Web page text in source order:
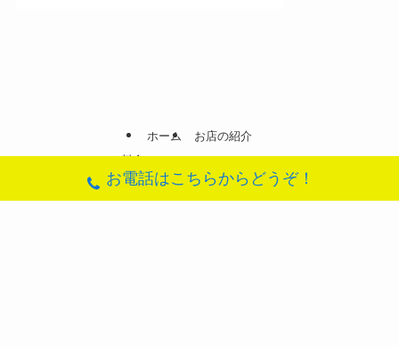
ホーム
お店の紹介
メニューと料金
ハーブパック(スキンケア)
お電話はこちらからどうぞ！